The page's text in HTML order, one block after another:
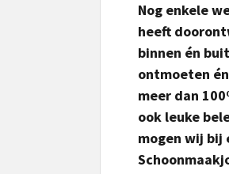
Nog enkele
heeft
binnen én
ontmoeten
meer dan
ook leuke
mogen wij bij